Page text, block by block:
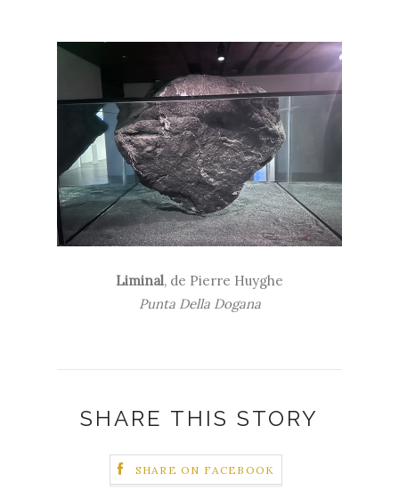
Liminal, de Pierre Huyghe
Punta Della Dogana
SHARE THIS STORY
SHARE ON FACEBOOK